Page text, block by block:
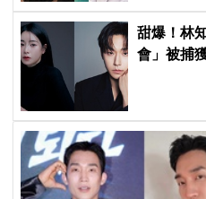
甜爆！林
會」被捕